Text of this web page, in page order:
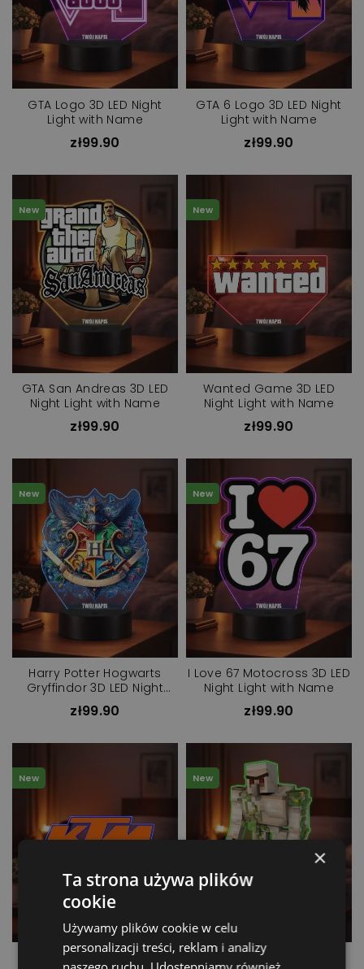
GTA Logo 3D LED Night
Light with Name
zł99.90
GTA 6 Logo 3D LED Night
Light with Name
zł99.90
New
GTA San Andreas 3D LED
Night Light with Name
zł99.90
New
Wanted Game 3D LED
Night Light with Name
zł99.90
New
Harry Potter Hogwarts
Gryffindor 3D LED Night
Light with Name
zł99.90
New
I Love 67 Motocross 3D LED
Night Light with Name
zł99.90
New
KTM Racing 3D LED Night
New
Minecraft Golem 3D LED
×
Ta strona używa plików
cookie
Używamy plików cookie w celu
personalizacji treści, reklam i analizy